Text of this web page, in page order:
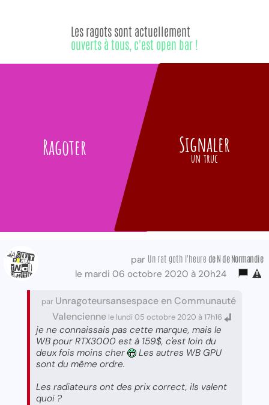
Ragoter
Les ragots sont actuellement
ouverts à tous, c'est open bar !
Signaler
un truc
par Un rat goth l'heure de N de Normandie
le mardi 06 octobre 2020 à 20h24
par Unragoteursansespace en Communauté
Valencienne le lundi 05 octobre 2020 à 17h16
je ne connaissais pas cette marque, mais le
WB pour RTX3000 est à 159$, c'est loin du
deux fois moins cher
Les autres WB GPU
sont du même ordre.
Les radiateurs ont des prix correct, ils valent
quoi ?